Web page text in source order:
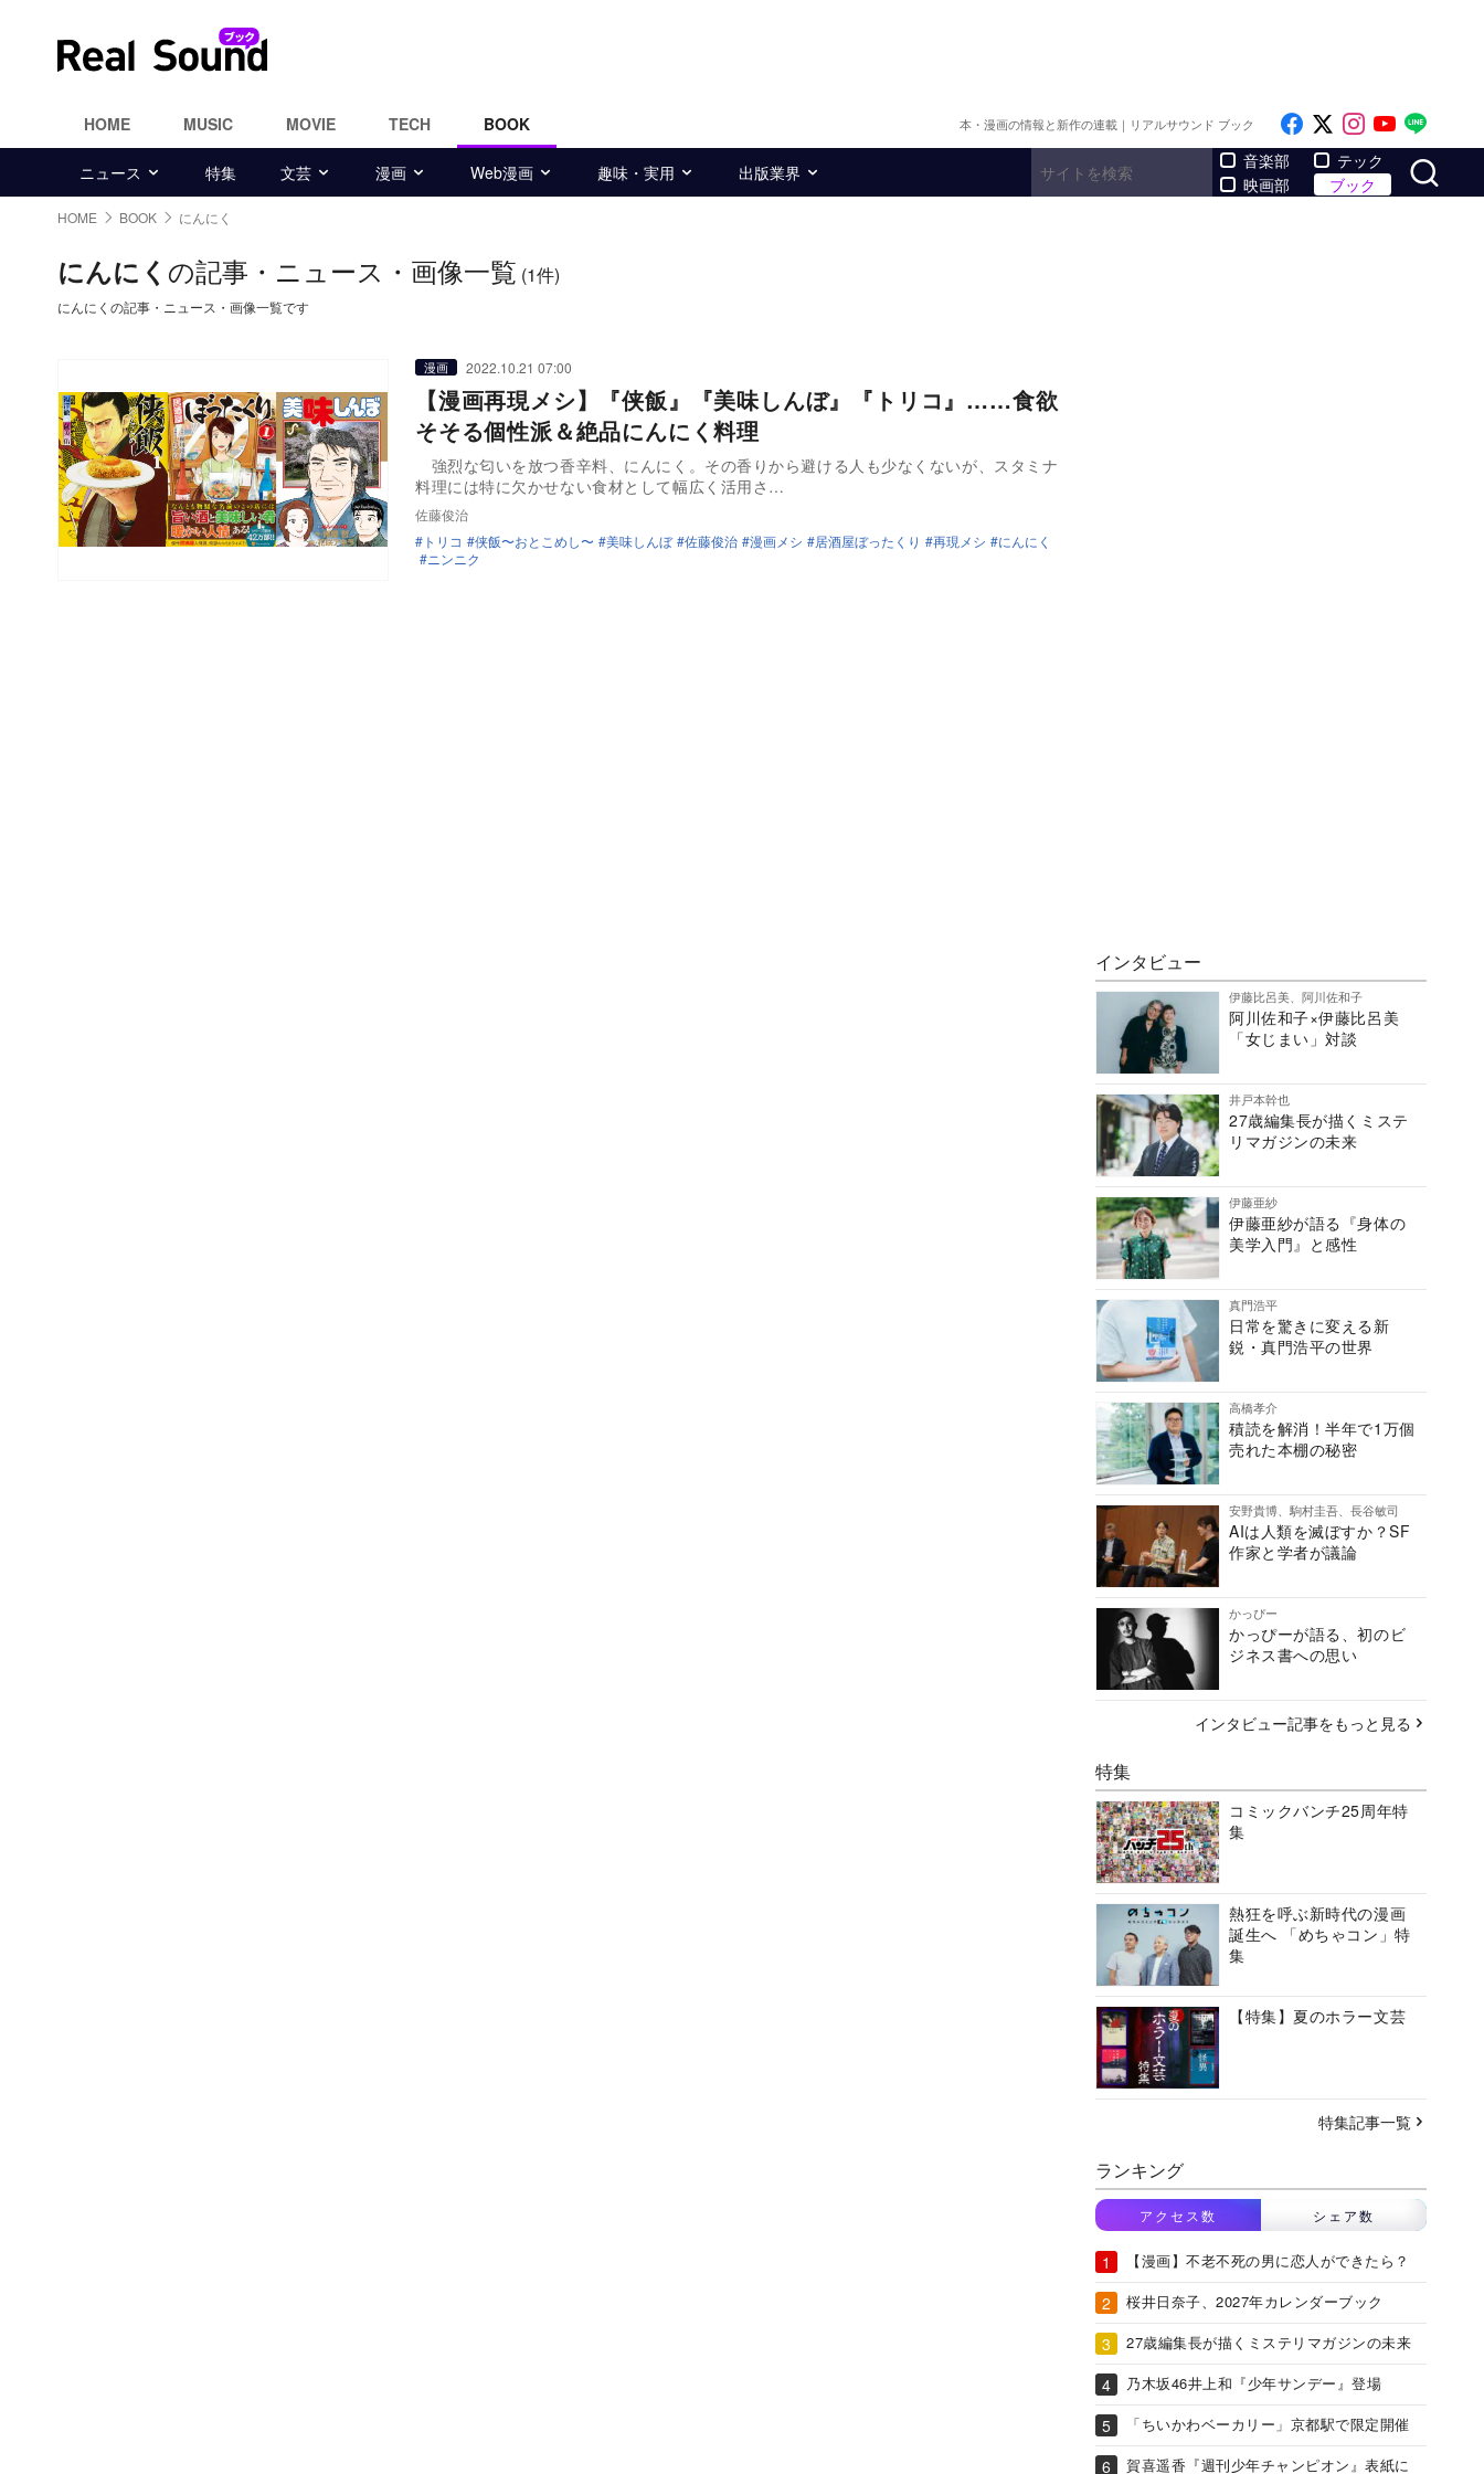
HOME MUSIC MOVIE TECH BOOK 本・漫画の情報と新作の連載｜リアルサウンド ブック Like on Facebook
Follow on x
Follow on
Follow
ニュース 特集 文芸 漫画 Web漫画 趣味・実用 出版業界
音楽部
映画部
テック
ブック
HOME BOOK にんにく
にんにく の記事・ニュース・画像一覧 (1件)
にんにくの記事・ニュース・画像一覧です
漫画 2022.10.21 07:00
【漫画再現メシ】『侠飯』『美味しんぼ』『トリコ』……食欲
そそる個性派＆絶品にんにく料理
強烈な匂いを放つ香辛料、にんにく。その香りから避ける人も少なくないが、スタミナ
料理には特に欠かせない食材として幅広く活用さ…
佐藤俊治
トリコ
侠飯〜おとこめし〜 美味しんぼ 佐藤俊治 漫画メシ 居酒屋ぼったくり 再現メシ
にんにく
ニンニク
インタビュー
伊藤比呂美、阿川佐和子
阿川佐和子×伊藤比呂美
「女じまい」対談
井戸本幹也
27歳編集長が描くミステ
リマガジンの未来
伊藤亜紗
伊藤亜紗が語る『身体の
美学入門』と感性
真門浩平
日常を驚きに変える新
鋭・真門浩平の世界
高橋孝介
積読を解消！半年で1万個
売れた本棚の秘密
安野貴博、駒村圭吾、長谷敏司
AIは人類を滅ぼすか？SF
作家と学者が議論
かっぴー
かっぴーが語る、初のビ
ジネス書への思い
インタビュー記事をもっと見る
特集
コミックバンチ25周年特
集
熱狂を呼ぶ新時代の漫画
誕生へ 「めちゃコン」特
集
【特集】夏のホラー文芸
特集記事一覧
ランキング
アクセス数 シェア数
【漫画】不老不死の男に恋人ができたら？
桜井日奈子、2027年カレンダーブック
27歳編集長が描くミステリマガジンの未来
乃木坂46井上和『少年サンデー』登場
「ちいかわベーカリー」京都駅で限定開催
賀喜遥香『週刊少年チャンピオン』表紙に